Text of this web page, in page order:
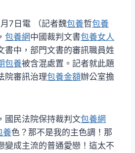
7日電 （記者魏包養哲包養
包養網中國裁判文書包養女人
書中，部門文書的審訊職員姓
包養被含混處置。記者就此題
院審訊治理包養金額辦公室擔
國民法院保持裁判文包養網
養色？那不是我的主色調！那
變成主流的普通愛戀！這太不